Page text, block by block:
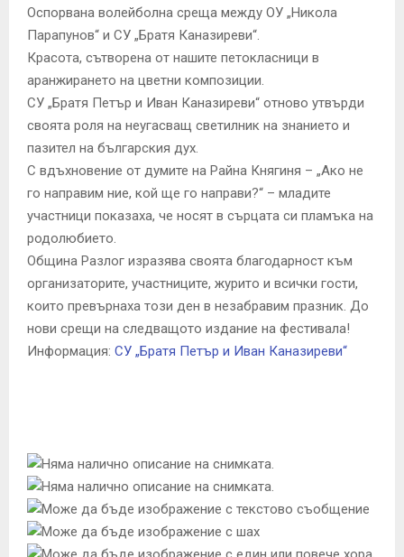
Оспорвана волейболна среща между ОУ „Никола
Парапунов“ и СУ „Братя Каназиреви“.
Красота, сътворена от нашите петокласници в
аранжирането на цветни композиции.
СУ „Братя Петър и Иван Каназиреви“ отново утвърди
своята роля на неугасващ светилник на знанието и
пазител на българския дух.
С вдъхновение от думите на Райна Княгиня – „Ако не
го направим ние, кой ще го направи?“ – младите
участници показаха, че носят в сърцата си пламъка на
родолюбието.
Община Разлог изразява своята благодарност към
организаторите, участниците, журито и всички гости,
които превърнаха този ден в незабравим празник. До
нови срещи на следващото издание на фестивала!
Информация: СУ „Братя Петър и Иван Каназиреви“